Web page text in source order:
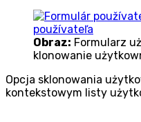
Obraz: Formularz
klonowanie
Opcja sklonowania
kontekstowym listy